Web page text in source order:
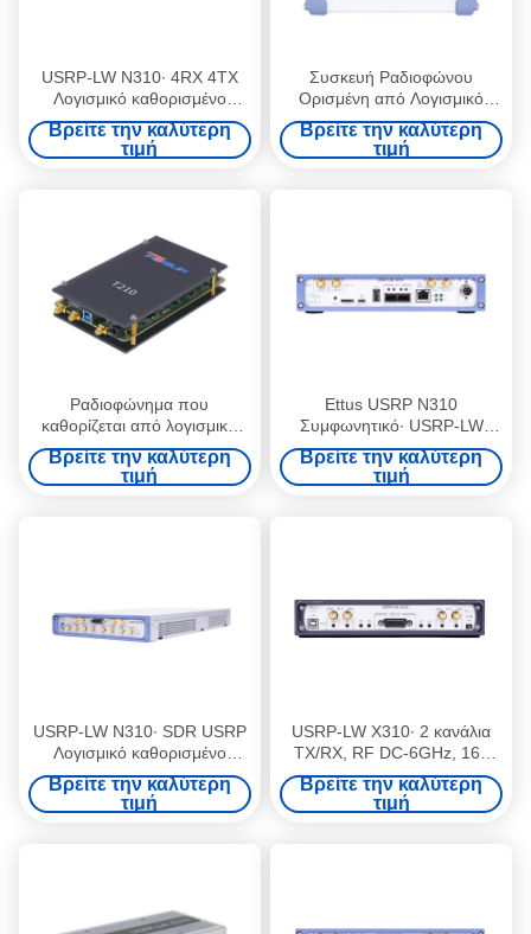
USRP-LW N310∙ 4RX 4TX
Λογισμικό καθορισμένο
ραδιοφωνικό σύστημα USRP
SDR N310 16 Bit
Βρείτε την καλύτερη
τιμή
Συσκευή Ραδιοφώνου
Ορισμένη από Λογισμικό
USRP
Βρείτε την καλύτερη
τιμή
Ραδιοφώνημα που
καθορίζεται από λογισμικό
USRP με εύρος συχνοτήτων
70 MHz-6 GHz 56 MHz
εύρος ζώνης και κανάλια
Βρείτε την καλύτερη
τιμή
Ettus USRP N310
Συμφωνητικό∙ USRP-LW
N310∙ 4 κανάλια TX/RX
AD9371 RF 10 MHz-6 GHz
100 MHz BW Κάθε
Βρείτε την καλύτερη
τιμή
USRP-LW N310∙ SDR USRP
Λογισμικό καθορισμένο
Ραδιοηλεκτρονική θύρα
Ethernet χαμηλή αργία
Βρείτε την καλύτερη
τιμή
USRP-LW X310∙ 2 κανάλια
TX/RX, RF DC-6GHz, 160
MHz BW κάθε ένα, 2 × SFP+,
1 × PCIE BUS, USRP
Software Defined Radio
Βρείτε την καλύτερη
τιμή